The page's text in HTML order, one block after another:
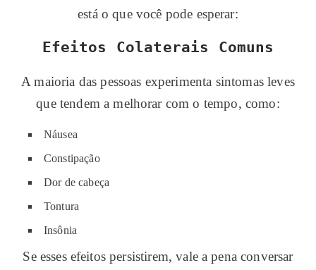
está o que você pode esperar:
Efeitos Colaterais Comuns
A maioria das pessoas experimenta sintomas leves
que tendem a melhorar com o tempo, como:
Náusea
Constipação
Dor de cabeça
Tontura
Insônia
Se esses efeitos persistirem, vale a pena conversar